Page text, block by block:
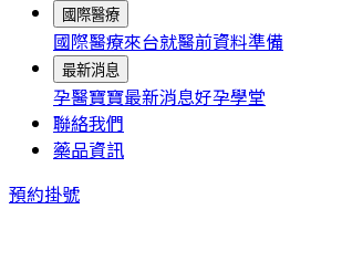
國際醫療
國際醫療來台就醫前資料準備
最新消息
孕醫寶寶最新消息好孕學堂
聯絡我們
藥品資訊
預約掛號